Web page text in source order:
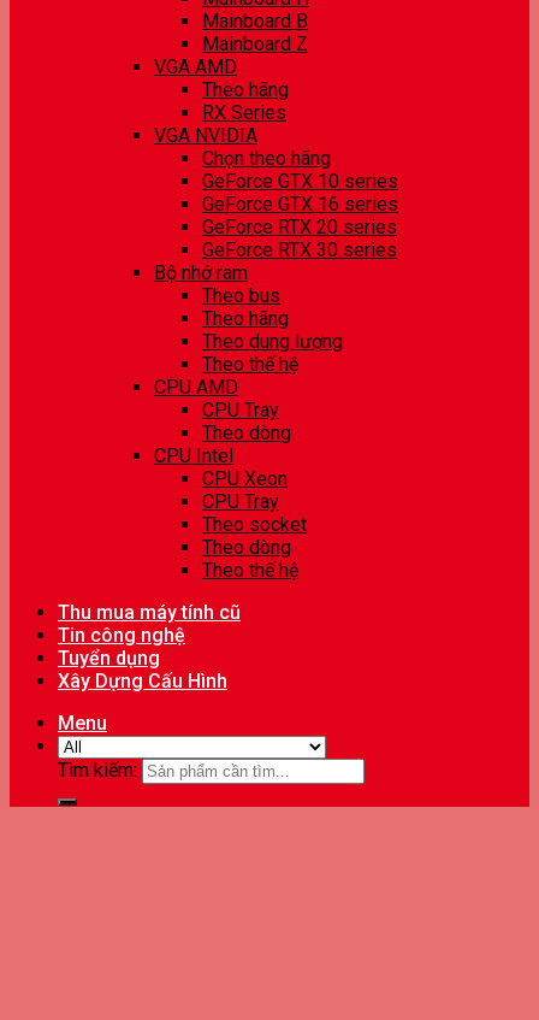
Mainboard B
Mainboard Z
VGA AMD
Theo hãng
RX Series
VGA NVIDIA
Chọn theo hãng
GeForce GTX 10 series
GeForce GTX 16 series
GeForce RTX 20 series
GeForce RTX 30 series
Bộ nhớ ram
Theo bus
Theo hãng
Theo dung lượng
Theo thế hệ
CPU AMD
CPU Tray
Theo dòng
CPU Intel
CPU Xeon
CPU Tray
Theo socket
Theo dòng
Theo thế hệ
Thu mua máy tính cũ
Tin công nghệ
Tuyển dụng
Xây Dựng Cấu Hình
Menu
Tìm kiếm: